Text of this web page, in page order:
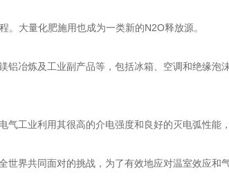
大量化肥施用也成为一类新的N2O释放源。
冶炼及工业副产品等，包括冰箱、空调和绝缘泡
工业利用其很高的介电强度和良好的灭电弧性能
界共同面对的挑战，为了有效地应对温室效应和